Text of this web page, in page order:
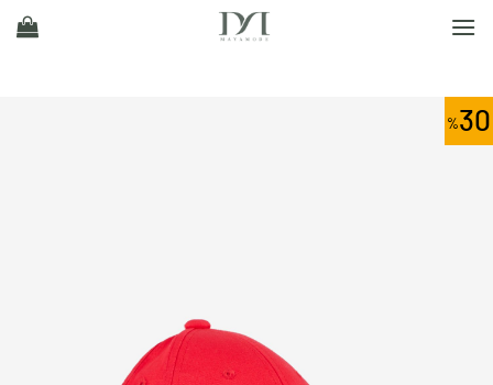
30